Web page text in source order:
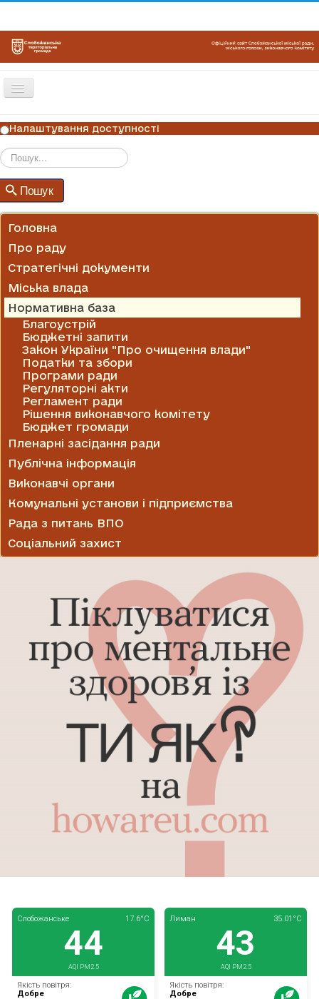
Перемикач
ГОЛОВНА
НОВИНИ
ОГОЛОШЕННЯ
ГРАФІКИ ПРИЙОМУ
Налаштування доступності
Пошук
Головна
Про раду
Стратегічні документи
Міська влада
Нормативна база
Благоустрій
Бюджетні запити
Закон України "Про очищення влади"
Податки та збори
Програми ради
Регуляторні акти
Регламент ради
Рішення виконавчого комітету
Бюджет громади
Пленарні засідання ради
Публічна інформація
Виконавчі органи
Комунальні установи і підприємства
Рада з питань ВПО
Соціальний захист